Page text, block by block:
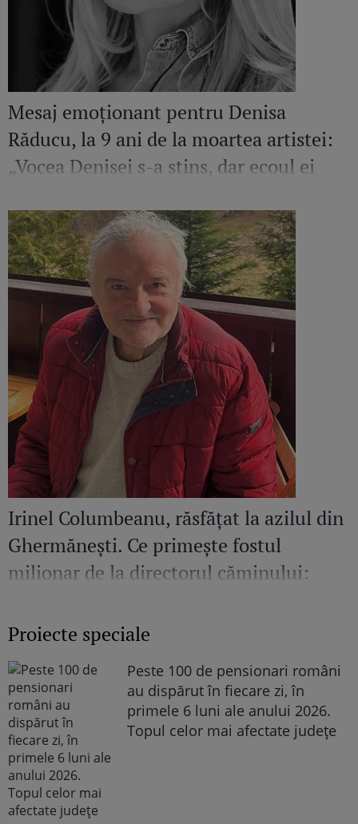
Mesaj emoționant pentru Denisa
Răducu, la 9 ani de la moartea artistei:
„Vocea Denisei s-a stins, dar ecoul ei
Irinel Columbeanu, răsfățat la azilul din
Ghermănești. Ce primește fostul
milionar de la directorul căminului:
Proiecte speciale
Peste 100 de pensionari români
au dispărut în fiecare zi, în
primele 6 luni ale anului 2026.
Topul celor mai afectate județe